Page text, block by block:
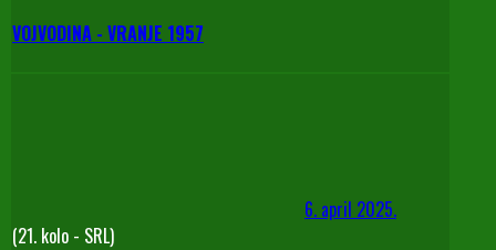
VOJVODINA - VRANJE 1957
6. april 2025.
(21. kolo - SRL)